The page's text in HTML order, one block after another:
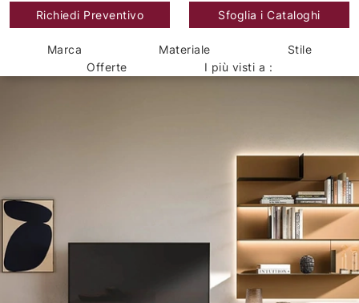
Richiedi Preventivo Sfoglia i Cataloghi
Marca Materiale
Stile
Offerte
I più visti a :